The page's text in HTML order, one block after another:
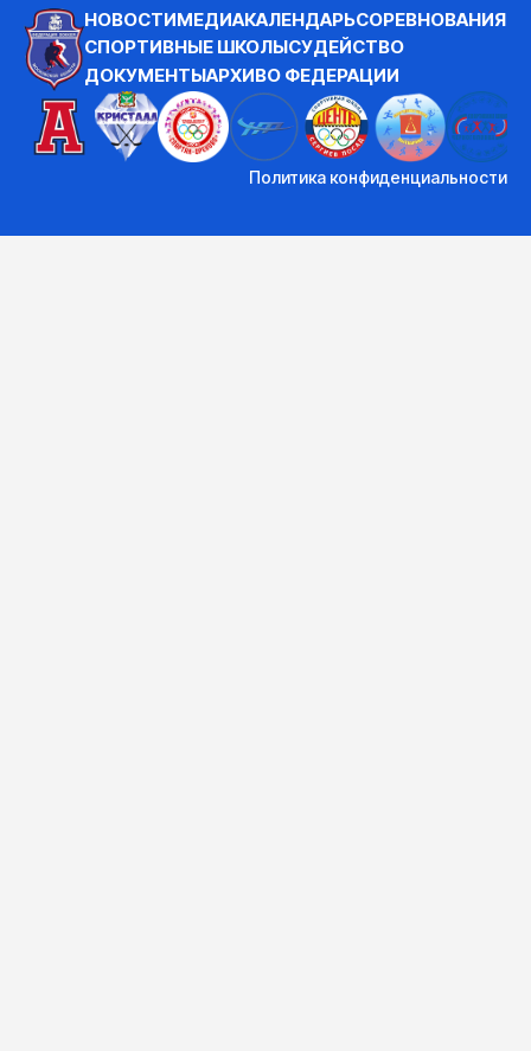
НОВОСТИМЕДИАКАЛЕНДАРЬСОРЕВНОВАНИЯ
СПОРТИВНЫЕ ШКОЛЫСУДЕЙСТВО
ДОКУМЕНТЫАРХИВО ФЕДЕРАЦИИ
Политика конфиденциальности